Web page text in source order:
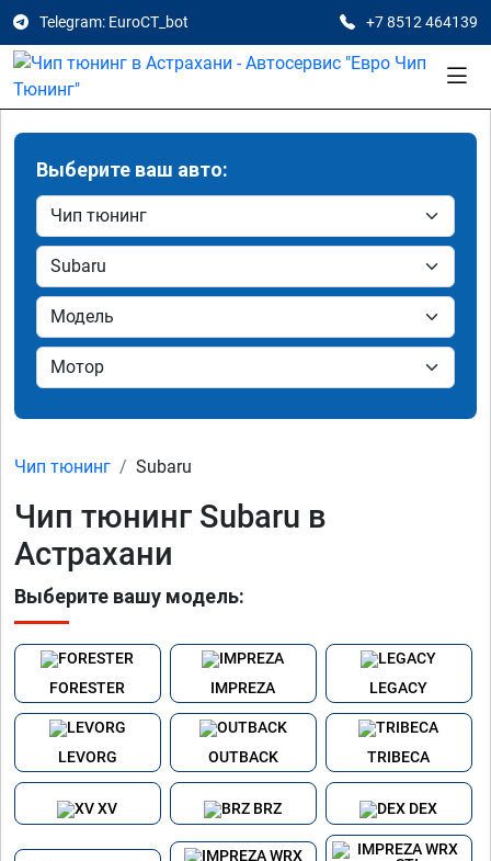
Telegram: EuroCT_bot +7 8512 464139
Выберите ваш авто:
Чип тюнинг Subaru
Чип тюнинг Subaru в
Астрахани
Выберите вашу модель:
FORESTER IMPREZA LEGACY
LEVORG OUTBACK TRIBECA
XV BRZ DEX